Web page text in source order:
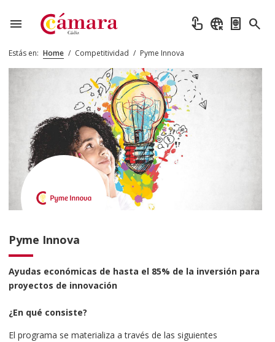
menu touch_app captive_portal passport search
Estás en: Home / Competitividad / Pyme Innova
Pyme Innova
Ayudas económicas de hasta el 85% de la inversión para
proyectos de innovación
¿En qué consiste?
El programa se materializa a través de las siguientes